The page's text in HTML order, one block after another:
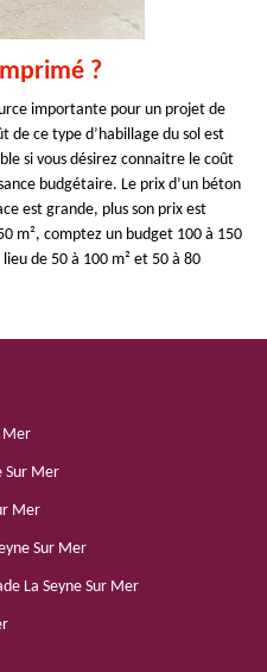
?
importante pour un projet de
de ce type d’habillage du sol est
si vous désirez connaitre le coût
budgétaire. Le prix d’un béton
est grande, plus son prix est
m², comptez un budget 100 à 150
de 50 à 100 m² et 50 à 80
Mer
Sur Mer
Mer
Sur Mer
La Seyne Sur Mer